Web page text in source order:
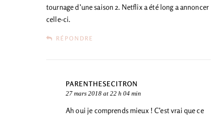
tournage d’une saison 2. Netflix a été long a annoncer
celle-ci.
RÉPONDRE
PARENTHESECITRON
27 mars 2018 at 22 h 04 min
Ah oui je comprends mieux ! C’est vrai que ce